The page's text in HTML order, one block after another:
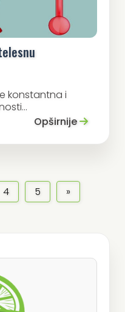
konstantna i
Opširnije
4 5 »